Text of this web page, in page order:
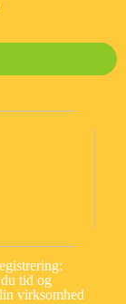
tid og
virksomhed